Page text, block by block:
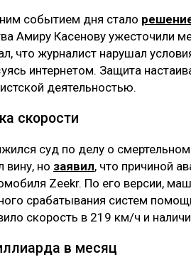
событием дня стало
Амиру Касенову ужесточили
что журналист нарушал
интернетом. Защита
деятельностью.
скорости
суд по делу о
вину, но заявил, что причиной
Zeekr. По его версии,
срабатывания систем
скорость в 219 км/ч и
в месяц